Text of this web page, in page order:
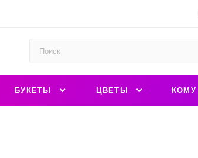
БУКЕТЫ ЦВЕТЫ КОМУ